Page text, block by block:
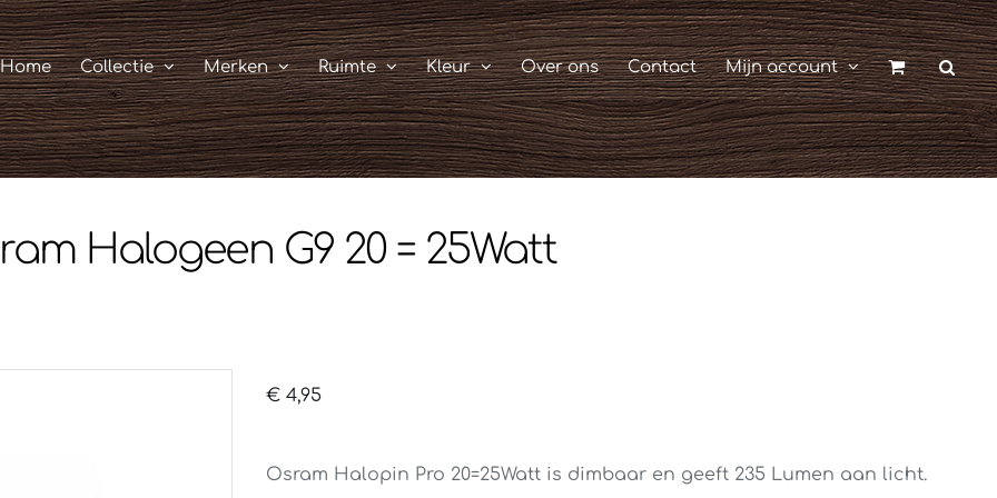
Home Collectie Merken Ruimte Kleur Over ons Contact Mijn account
Halogeen G9 20 = 25Watt
€ 4,95
Osram Halopin Pro 20=25Watt is dimbaar en geeft 235 Lumen aan licht.